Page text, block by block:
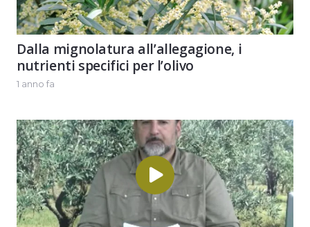
Dalla mignolatura all’allegagione, i
nutrienti specifici per l’olivo
1 anno fa